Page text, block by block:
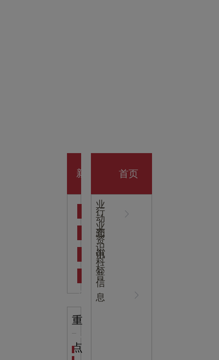
开业大
吉
新
心
NEWS
业
动
态
行
业
资
讯
知
识
科
普
中
标
信
息
重
点海洋馆设计建设方案：展示内容和互动体验设计
首页